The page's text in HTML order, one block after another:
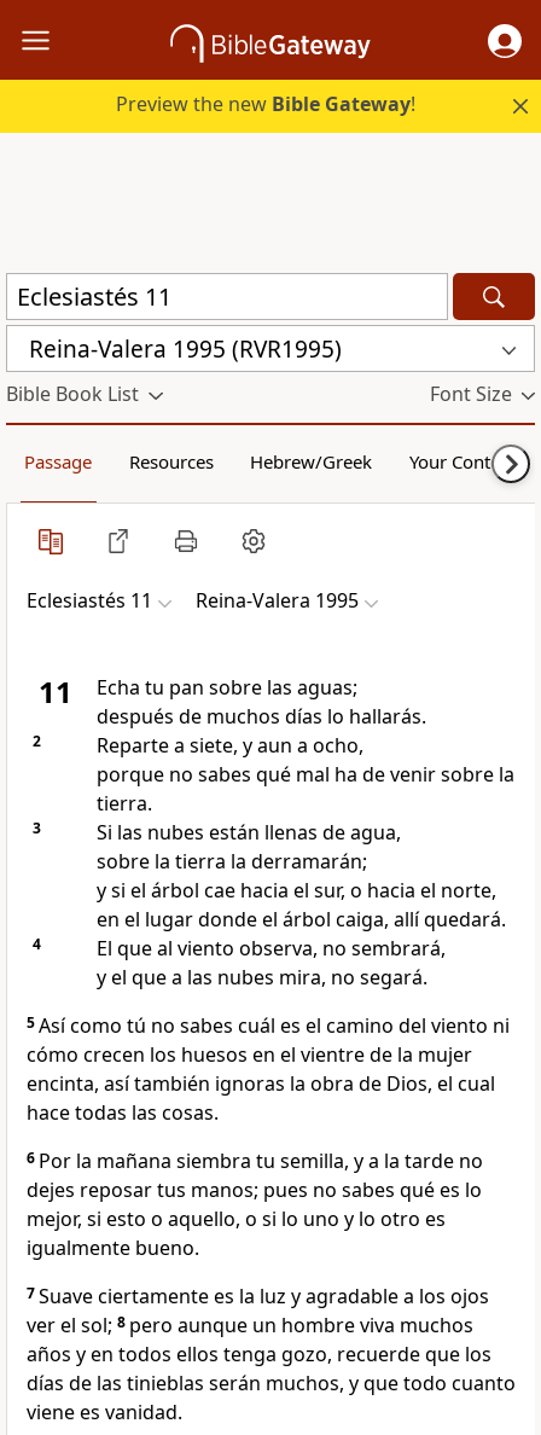
Preview the new Bible Gateway!
Reina-Valera 1995 (RVR1995)
Bible Book List Font Size
Passage Resources Hebrew/Greek Your Content
Eclesiastés 11 Reina-Valera 1995
11
Echa tu pan sobre las aguas;
después de muchos días lo hallarás.
2
Reparte a siete, y aun a ocho,
porque no sabes qué mal ha de venir sobre la
tierra.
3
Si las nubes están llenas de agua,
sobre la tierra la derramarán;
y si el árbol cae hacia el sur, o hacia el norte,
en el lugar donde el árbol caiga, allí quedará.
4
El que al viento observa, no sembrará,
y el que a las nubes mira, no segará.
5Así como tú no sabes cuál es el camino del viento ni
cómo crecen los huesos en el vientre de la mujer
encinta, así también ignoras la obra de Dios, el cual
hace todas las cosas.
6 Por la mañana siembra tu semilla, y a la tarde no
dejes reposar tus manos; pues no sabes qué es lo
mejor, si esto o aquello, o si lo uno y lo otro es
igualmente bueno.
7Suave ciertamente es la luz y agradable a los ojos
ver el sol; 8 pero aunque un hombre viva muchos
años y en todos ellos tenga gozo, recuerde que los
días de las tinieblas serán muchos, y que todo cuanto
viene es vanidad.